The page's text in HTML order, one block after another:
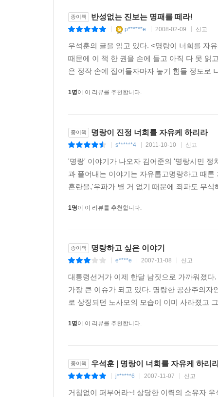
종이책 반성없는 진보는 명패를 떼라!
p******e 2008-02-09 신고
우석훈의 글을 읽고 있다. <명랑이 너희를 자
때문에 이 책 한 권을 손에 들고 아직 다 못 읽
은 정작 손에 집어들자마자 놓기 힘들 정도로
1명이 이 리뷰를 추천합니다.
종이책 명랑이 진정 너희를 자유케 하리라
s******4 2011-10-10 신고
'명랑' 이야기가 나오자 김어준의 '명랑시민
과 풀어내는 이야기는 자유롭고명랑하고 때
혼란을,'우파가 별 거 없기 때문에 좌파도 무
1명이 이 리뷰를 추천합니다.
종이책 명랑하고 싶은 이야기
e****e 2007-11-08 신고
대통령선거가 이제 한달 남짓으로 가까워졌
가장 큰 이슈가 되고 있다. 명랑한 공산주의
로 상징되던 노사모의 모습이 이미 사라졌고
1명이 이 리뷰를 추천합니다.
종이책 우석훈 | 명랑이 너희를 자유케 하리
j******6 2007-11-07 신고
거침없이 퍼부어라~! 상당한 이력의 소유자